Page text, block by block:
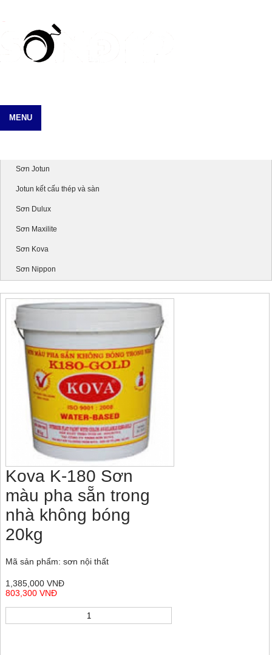
MENU
Sơn Jotun
Jotun kết cấu thép và sàn
Sơn Dulux
Sơn Maxilite
Sơn Kova
Sơn Nippon
Kova K-180 Sơn
màu pha sẵn trong
nhà không bóng
20kg
Mã sản phẩm: sơn nội thất
1,385,000 VNĐ
803,300 VNĐ